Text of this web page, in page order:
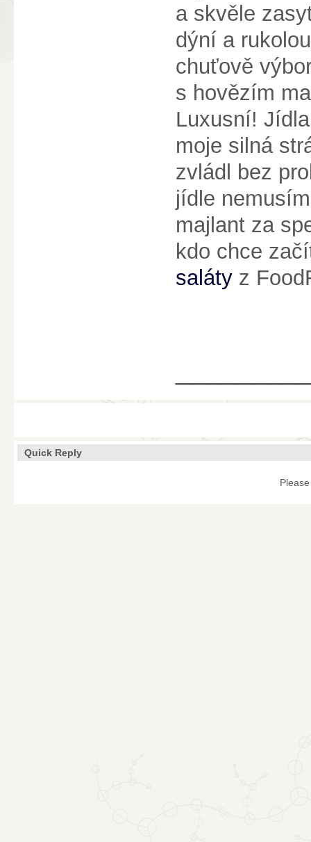
a skvěle
dýní a
chuťově
s hovězím
Luxusní!
moje silná
zvládl bez
jídle
majlant za
kdo chce
saláty z
Quick Reply